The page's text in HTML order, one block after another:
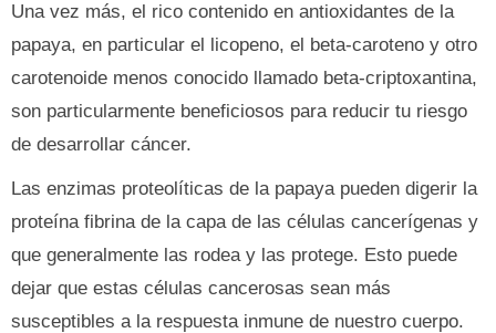
Una vez más, el rico contenido en antioxidantes de la
papaya, en particular el licopeno, el beta-caroteno y otro
carotenoide menos conocido llamado beta-criptoxantina,
son particularmente beneficiosos para reducir tu riesgo
de desarrollar cáncer.
Las enzimas proteolíticas de la papaya pueden digerir la
proteína fibrina de la capa de las células cancerígenas y
que generalmente las rodea y las protege. Esto puede
dejar que estas células cancerosas sean más
susceptibles a la respuesta inmune de nuestro cuerpo.